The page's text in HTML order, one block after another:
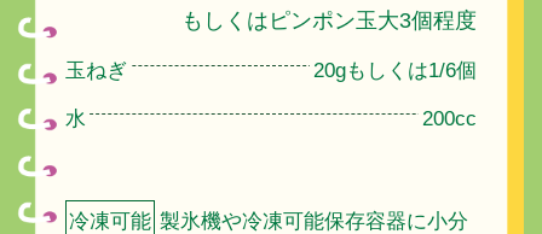
もしくはピンポン玉大3個程度
玉ねぎ 20gもしくは1/6個
水 200cc
冷凍可能 製氷機や冷凍可能保存容器に小分